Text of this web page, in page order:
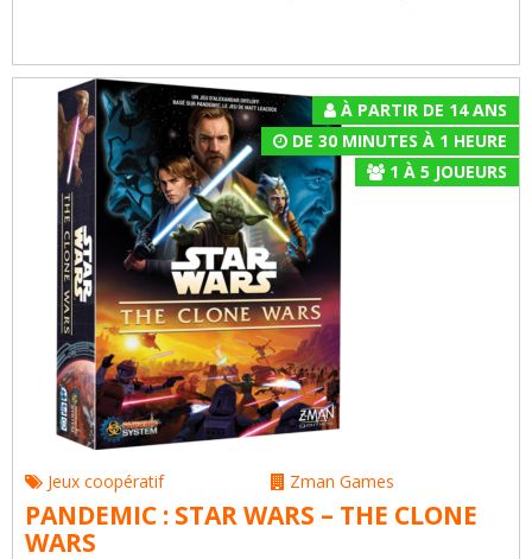
À PARTIR DE 14 ANS
DE 30 MINUTES À 1 HEURE
1 À 5 JOUEURS
Jeux coopératif Zman Games
PANDEMIC : STAR WARS – THE CLONE
WARS